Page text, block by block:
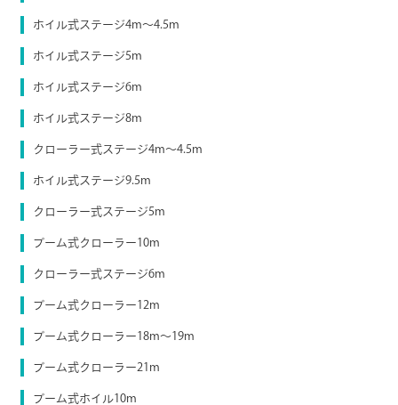
ホイル式ステージ4m～4.5m
ホイル式ステージ5m
ホイル式ステージ6m
ホイル式ステージ8m
クローラー式ステージ4m～4.5m
ホイル式ステージ9.5m
クローラー式ステージ5m
ブーム式クローラー10m
クローラー式ステージ6m
ブーム式クローラー12m
ブーム式クローラー18m～19m
ブーム式クローラー21m
ブーム式ホイル10m